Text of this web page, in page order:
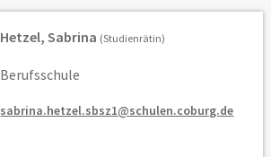
Hetzel, Sabrina (Studienrätin)
Berufsschule
sabrina.hetzel.sbsz1@schulen.coburg.de